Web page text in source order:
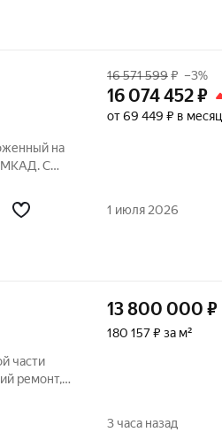
на
МКАД. С
16 571 599₽ –3%
16 074 452₽
от 69 449 ₽ в месяц
1 июля 2026
части
ремонт,
на
13 800 000 ₽
180 157 ₽ за м²
3 часа назад